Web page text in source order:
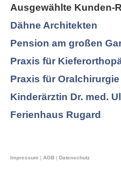
Ausgewählte Kunden-
Dähne Architekten
Pension am großen
Praxis für
Praxis für
Kinderärztin Dr. med.
Ferienhaus Rugard
Impressum | AGB | Datenschutz